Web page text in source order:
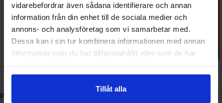
vidarebefordrar även sådana identifierare och annan
information från din enhet till de sociala medier och
annons- och analysföretag som vi samarbetar med.
Dessa kan i sin tur kombinera informationen med annan
information som du har tillhandahållit eller som de har
Tillåt alla
Peeps Marshmallow Ghosts 42g
Peeps Christmas Trees 3-pack